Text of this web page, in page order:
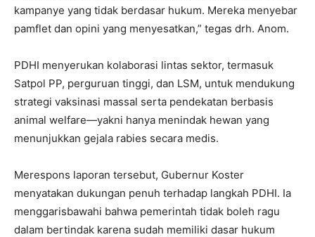
kampanye yang tidak berdasar hukum. Mereka menyebar
pamflet dan opini yang menyesatkan,” tegas drh. Anom.
PDHI menyerukan kolaborasi lintas sektor, termasuk
Satpol PP, perguruan tinggi, dan LSM, untuk mendukung
strategi vaksinasi massal serta pendekatan berbasis
animal welfare—yakni hanya menindak hewan yang
menunjukkan gejala rabies secara medis.
Merespons laporan tersebut, Gubernur Koster
menyatakan dukungan penuh terhadap langkah PDHI. Ia
menggarisbawahi bahwa pemerintah tidak boleh ragu
dalam bertindak karena sudah memiliki dasar hukum